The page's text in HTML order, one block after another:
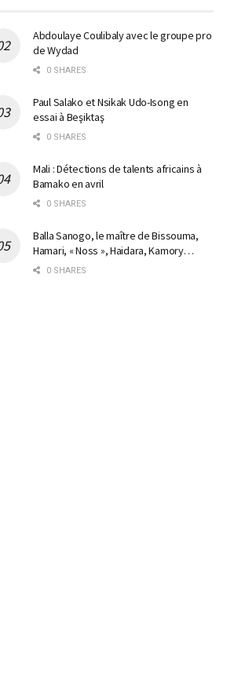
Abdoulaye Coulibaly avec le groupe pro
de Wydad
0 SHARES
Paul Salako et Nsikak Udo-Isong en
essai à Beşiktaş
0 SHARES
Mali : Détections de talents africains à
Bamako en avril
0 SHARES
Balla Sanogo, le maître de Bissouma,
Hamari, « Noss », Haidara, Kamory…
0 SHARES